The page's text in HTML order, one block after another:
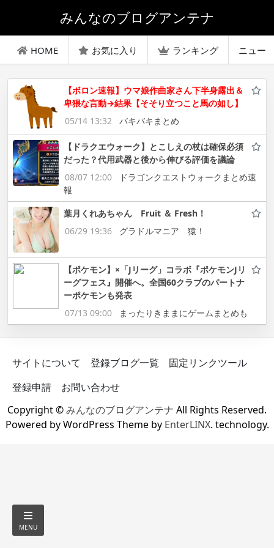
みんなのブログアンテナ
HOME お気に入り ランキング ニュー
【ボロン速報】ウマ娘作曲家さん下半身露出＆
卑猥な言動→結果【そそり立つこと馬の如し】
05/14 13:32
バキバキまとめ
【ドラクエウォーク】とこしえの杖は確保必須
だった？代用武器と後から伸びる評価を議論
08/07 12:00
ドラゴンクエストウォークまとめ速
報
葉月くれあちゃん Fruit ＆ Fresh！
06/29 19:36
グラドルマニア 猿！
【ポケモン】×「Jリーグ」コラボ『ポケモンJリ
ーグフェス』開催へ。全国60クラブのパートナ
ーポケモンも発表
07/13 09:00
まったりきままにゲームまとめも
サイトについて 登録ブログ一覧
固定リンクツール
登録申請
お問い合わせ
Copyright ©みんなのブログアンテナ All Rights Reserved.
Powered by WordPress Theme by EnterLINX. technology.
MENU